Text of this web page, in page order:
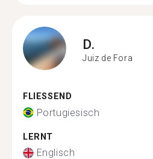
D.
Juiz de Fora
FLIESSEND
Portugiesisch
LERNT
Englisch